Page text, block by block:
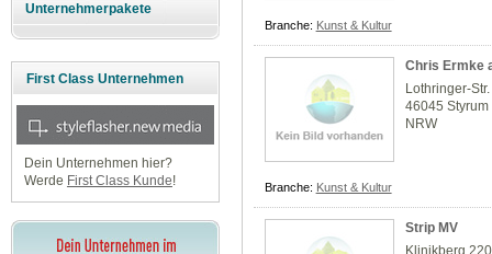
Unternehmerpakete
First Class Unternehmen
Dein Unternehmen hier?
Werde First Class Kunde!
Branche: Kunst & Kultur
Chris Ermke
Lothringer-
46045 Styrum
NRW
Branche: Kunst & Kultur
Strip MV